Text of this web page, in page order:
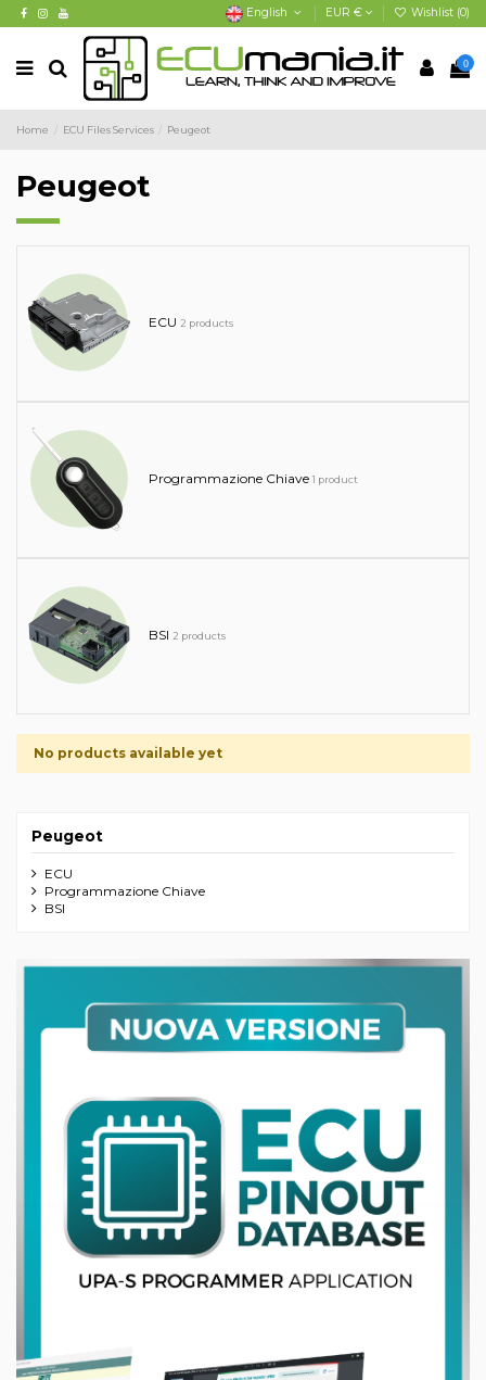
English EUR € Wishlist (0)
0
Home ECU Files Services Peugeot
Peugeot
ECU 2 products
Programmazione Chiave1 product
BSI 2 products
No products available yet
Peugeot
ECU
Programmazione Chiave
BSI